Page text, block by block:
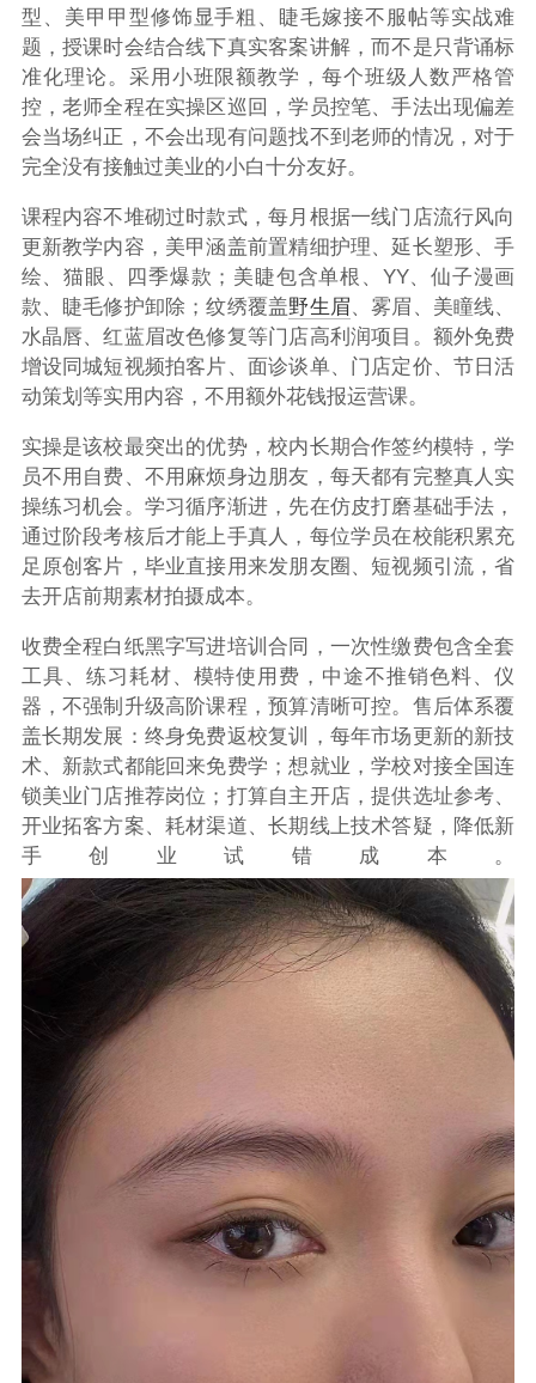
型、美甲甲型修饰显手粗、睫毛嫁接不服帖等实战难
题，授课时会结合线下真实客案讲解，而不是只背诵标
准化理论。采用小班限额教学，每个班级人数严格管
控，老师全程在实操区巡回，学员控笔、手法出现偏差
会当场纠正，不会出现有问题找不到老师的情况，对于
完全没有接触过美业的小白十分友好。
课程内容不堆砌过时款式，每月根据一线门店流行风向
更新教学内容，美甲涵盖前置精细护理、延长塑形、手
绘、猫眼、四季爆款；美睫包含单根、YY、仙子漫画
款、睫毛修护卸除；纹绣覆盖野生眉、雾眉、美瞳线、
水晶唇、红蓝眉改色修复等门店高利润项目。额外免费
增设同城短视频拍客片、面诊谈单、门店定价、节日活
动策划等实用内容，不用额外花钱报运营课。
实操是该校最突出的优势，校内长期合作签约模特，学
员不用自费、不用麻烦身边朋友，每天都有完整真人实
操练习机会。学习循序渐进，先在仿皮打磨基础手法，
通过阶段考核后才能上手真人，每位学员在校能积累充
足原创客片，毕业直接用来发朋友圈、短视频引流，省
去开店前期素材拍摄成本。
收费全程白纸黑字写进培训合同，一次性缴费包含全套
工具、练习耗材、模特使用费，中途不推销色料、仪
器，不强制升级高阶课程，预算清晰可控。售后体系覆
盖长期发展：终身免费返校复训，每年市场更新的新技
术、新款式都能回来免费学；想就业，学校对接全国连
锁美业门店推荐岗位；打算自主开店，提供选址参考、
开业拓客方案、耗材渠道、长期线上技术答疑，降低新
手创业试错成本。